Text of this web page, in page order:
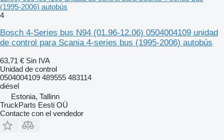
(1995-2006) autobús
4
Bosch 4-Series bus N94 (01.96-12.06) 0504004109 unidad
de control para Scania 4-series bus (1995-2006) autobús
63,71 € Sin IVA
Unidad de control
0504004109 489555 483114
diésel
Estonia, Tallinn
TruckParts Eesti OÜ
Contacte con el vendedor